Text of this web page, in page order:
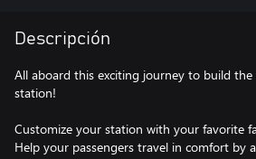
Descripción
All aboard this exciting journey to build
station!
Customize your station with your favorite
Help your passengers travel in comfort by